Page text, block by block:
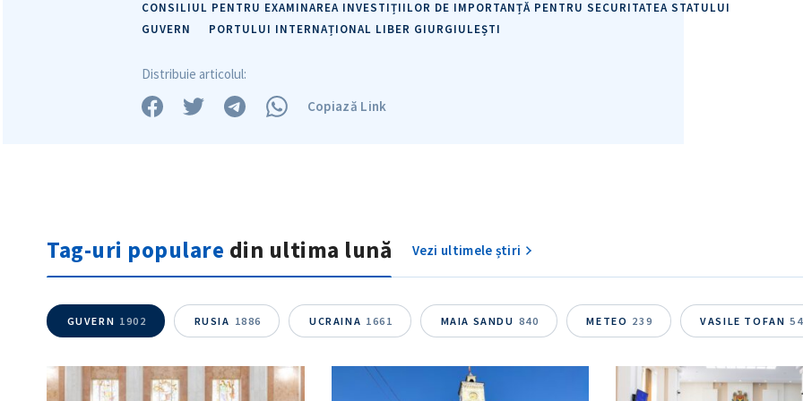
CONSILIUL PENTRU EXAMINAREA INVESTIȚIILOR DE IMPORTANȚĂ PENTRU SECURITATEA STATULUI
GUVERN
PORTULUI INTERNAȚIONAL LIBER GIURGIULEȘTI
Distribuie articolul:
Copiază Link
Tag-uri populare din ultima lună Vezi ultimele știri
GUVERN 1902 RUSIA 1886 UCRAINA 1661 MAIA SANDU 840 METEO 239 VASILE TOFAN 54